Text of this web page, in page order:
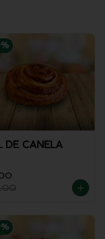
%
DE CANELA
%